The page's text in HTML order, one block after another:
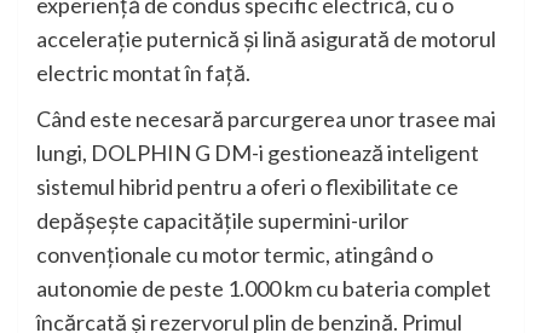
accelerație puternică și lină asigurată de motorul
electric montat în față.
Când este necesară parcurgerea unor trasee mai
lungi, DOLPHIN G DM-i gestionează inteligent
sistemul hibrid pentru a oferi o flexibilitate ce
depășește capacitățile supermini-urilor
convenționale cu motor termic, atingând o
autonomie de peste 1.000 km cu bateria complet
încărcată și rezervorul plin de benzină. Primul